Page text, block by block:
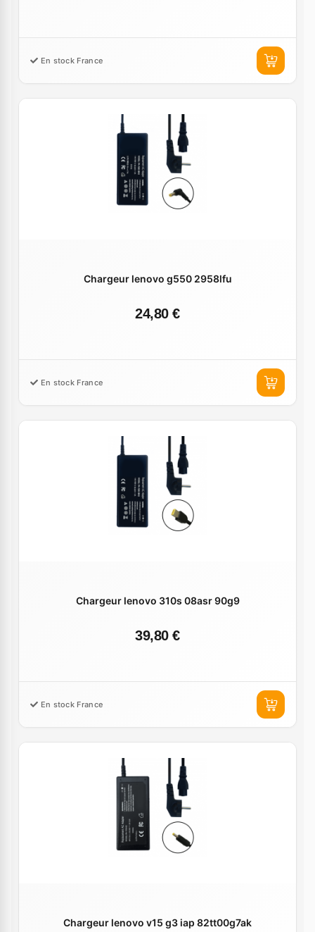
En stock France
Chargeur lenovo g550 2958lfu
24,80 €
En stock France
Chargeur lenovo 310s 08asr 90g9
39,80 €
En stock France
Chargeur lenovo v15 g3 iap 82tt00g7ak